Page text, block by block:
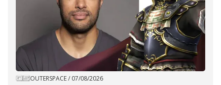
OUTERSPACE/ 07/08/2026